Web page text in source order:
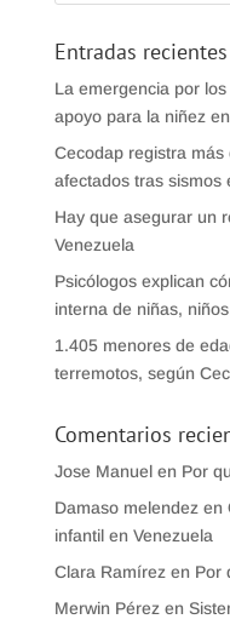
Entradas recientes
La emergencia por
apoyo para la niñez
Cecodap registra
afectados tras sismos
Hay que asegurar un
Venezuela
Psicólogos explican
interna de niñas,
1.405 menores de
terremotos, según
Comentarios
Jose Manuelen Por
Damaso melendez en
infantil en Venezuela
Clara Ramírez en Por
Merwin Pérez en